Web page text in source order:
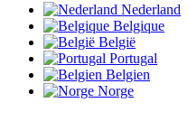
Nederland
Belgique
België
Portugal
Belgien
Norge